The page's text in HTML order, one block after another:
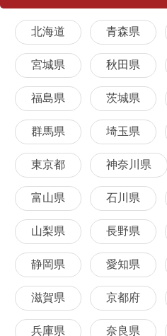
北海道 青森県
宮城県 秋田県
福島県 茨城県
群馬県 埼玉県
東京都 神奈川県
富山県 石川県
山梨県 長野県
静岡県 愛知県
滋賀県 京都府
兵庫県 奈良県